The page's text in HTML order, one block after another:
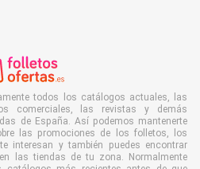
todos los catálogos actuales, las
comerciales, las revistas y demás
de España. Así podemos mantenerte
las promociones de los folletos, los
interesan y también puedes encontrar
las tiendas de tu zona. Normalmente